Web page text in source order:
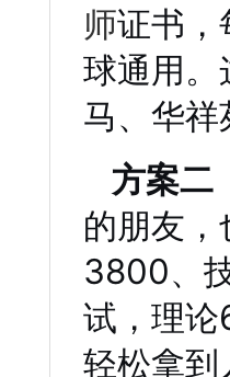
师证书
球通用。
马、华
方案二
的朋友
3800、
试，理
轻松拿到